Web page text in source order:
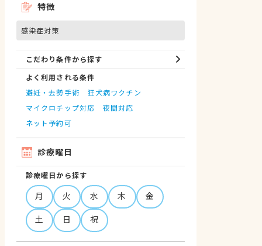
特徴
感染症対策
こだわり条件から探す
よく利用される条件
避妊・去勢手術
狂犬病ワクチン
マイクロチップ対応
夜間対応
ネット予約可
診療曜日
診療曜日から探す
月 火 水 木
金
土
日 祝